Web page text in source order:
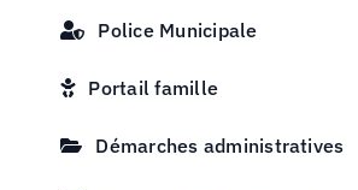
Police Municipale
Portail famille
Démarches administratives